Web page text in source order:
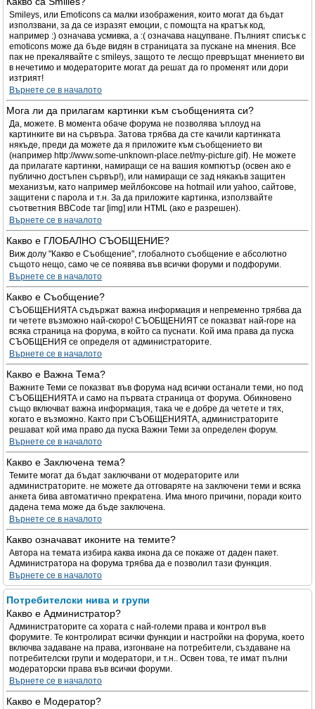
Smileys, или Emoticons са малки изображения, които могат да бъдат
използвани, за да се изразят емоции, с помощта на кратък код,
например :) означава усмивка, а :( означава нацупване. Пълният списък с
emoticons може да бъде видян в страницата за пускане на мнения. Все
пак не прекалявайте с smileys, защото те лесщо превръщат мнението ви
в нечетимо и модераторите могат да решат да го променят или дори
изтрият!
Върнете се в началото
Мога ли да прилагам картинки към съобщенията си?
Да, можете. В момента обаче форума не позволява ъплоуд на
картинките ви на сървъра. Затова трябва да сте качили картинката
някъде, преди да можете да я приложите към съобщението ви
(например http://www.some-unknown-place.net/my-picture.gif). Не можете
да прилагате картинки, намиращи се на вашия компютър (освен ако е
публично достъпен сървър!), или намиращи се зад някакъв защитен
механизъм, като например мейлбоксове на hotmail или yahoo, сайтове,
защитени с парола и т.н. За да приложите картинка, използвайте
съответния BBCode таг [img] или HTML (ако е разрешен).
Върнете се в началото
Какво е ГЛОБАЛНО СЪОБЩЕНИЕ?
Виж долу "Какво е Съобщение", глобалното съобщение е абсолютно
същото нещо, само че се появява във всички форуми и подфоруми.
Върнете се в началото
Какво е Съобщение?
СЪОБЩЕНИЯТА съдържат важна информация и непременно трябва да
ги четете възможно най-скоро! СЪОБЩЕНИЯТ се показват най-горе на
всяка страница на форума, в който са пуснати. Кой има права да пуска
СЪОБЩЕНИЯ се определя от администраторите.
Върнете се в началото
Какво е Важна Тема?
Важните Теми се показват във форума над всички останали теми, но под
СЪОБЩЕНИЯТА и само на първата страница от форума. Обикновено
също включват важна информация, така че е добре да четете и тях,
когато е възможно. Както при СЪОБЩЕНИЯТА, администраторите
решават кой има право да пуска Важни Теми за определен форум.
Върнете се в началото
Какво е Заключена тема?
Темите могат да бъдат заключвани от модераторите или
администраторите. не можете да отговаряте на заключени теми и всяка
анкета бива автоматично прекратена. Има много причини, поради които
дадена тема може да бъде заключена.
Върнете се в началото
Какво означават иконите на темите?
Автора на темата избира каква икона да се покаже от даден пакет.
Администратора на форума трябва да е позволил тази функция.
Върнете се в началото
Потребителски нива и групи
Какво е Администратор?
Администраторите са хората с най-големи права и контрол във
форумите. Те контролират всички функции и настройки на форума, което
включва задаване на права, изгонване на потребители, създаване на
потребителски групи и модератори, и т.н.. Освен това, те имат пълни
модераторски права във всички форуми.
Върнете се в началото
Какво е Модератор?